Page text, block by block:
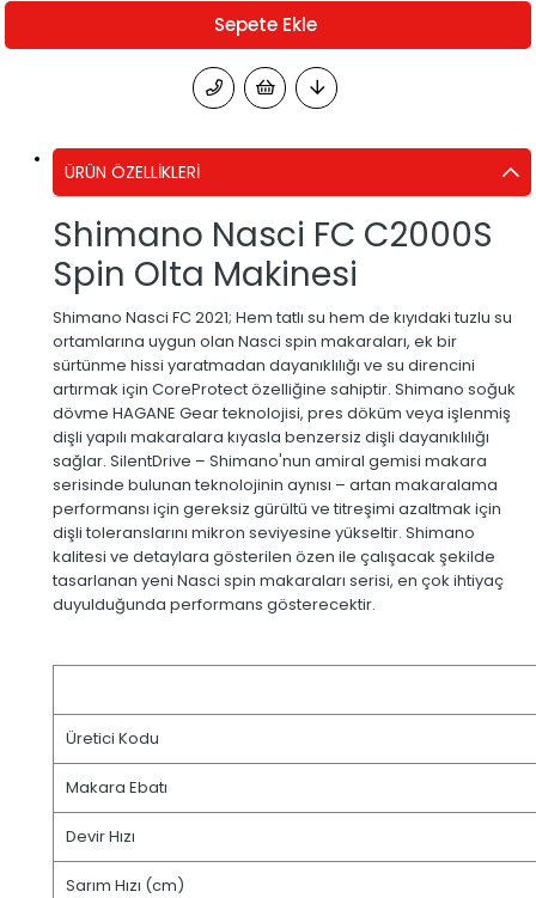
ÜRÜN ÖZELLIKLERI
Shimano Nasci FC C2000S
Spin Olta Makinesi
Shimano Nasci FC 2021; Hem tatlı su hem de kıyıdaki tuzlu su
ortamlarına uygun olan Nasci spin makaraları, ek bir
sürtünme hissi yaratmadan dayanıklılığı ve su direncini
artırmak için CoreProtect özelliğine sahiptir. Shimano soğuk
dövme HAGANE Gear teknolojisi, pres döküm veya işlenmiş
dişli yapılı makaralara kıyasla benzersiz dişli dayanıklılığı
sağlar. SilentDrive – Shimano'nun amiral gemisi makara
serisinde bulunan teknolojinin aynısı – artan makaralama
performansı için gereksiz gürültü ve titreşimi azaltmak için
dişli toleranslarını mikron seviyesine yükseltir. Shimano
kalitesi ve detaylara gösterilen özen ile çalışacak şekilde
tasarlanan yeni Nasci spin makaraları serisi, en çok ihtiyaç
duyulduğunda performans gösterecektir.
Üretici Kodu
Makara Ebatı
Devir Hızı
Sarım Hızı (cm)